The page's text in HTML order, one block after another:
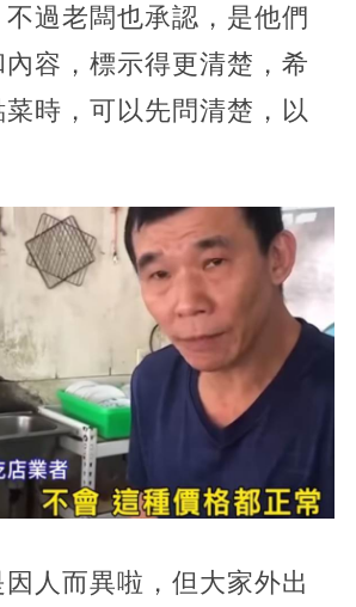
過老闆也承認，是他們
容，標示得更清楚，希
時，可以先問清楚，以
人而異啦，但大家外出